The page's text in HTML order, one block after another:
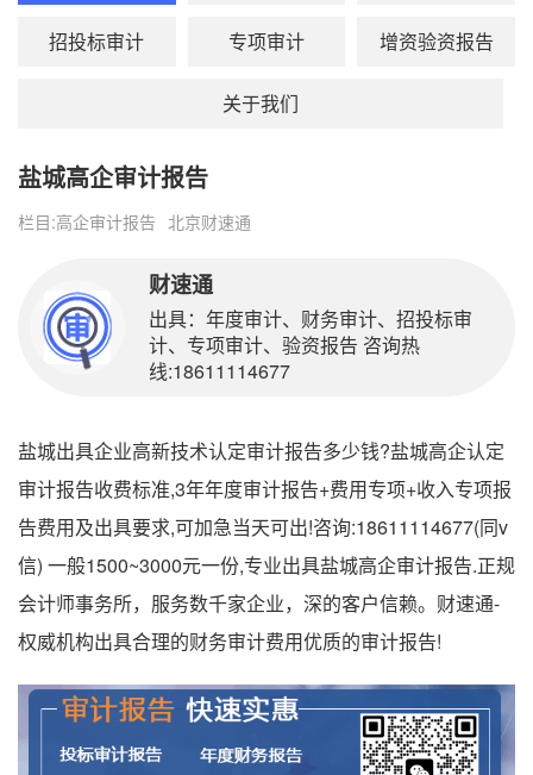
招投标审计 专项审计 增资验资报告
关于我们
盐城高企审计报告
栏目:高企审计报告 北京财速通
财速通
出具：年度审计、财务审计、招投标审
计、专项审计、验资报告 咨询热
线:18611114677
盐城出具企业高新技术认定审计报告多少钱?盐城高企认定
审计报告收费标准,3年年度审计报告+费用专项+收入专项报
告费用及出具要求,可加急当天可出!咨询:18611114677(同v
信) 一般1500~3000元一份,专业出具盐城高企审计报告.正规
会计师事务所，服务数千家企业，深的客户信赖。财速通-
权威机构出具合理的财务审计费用优质的审计报告!